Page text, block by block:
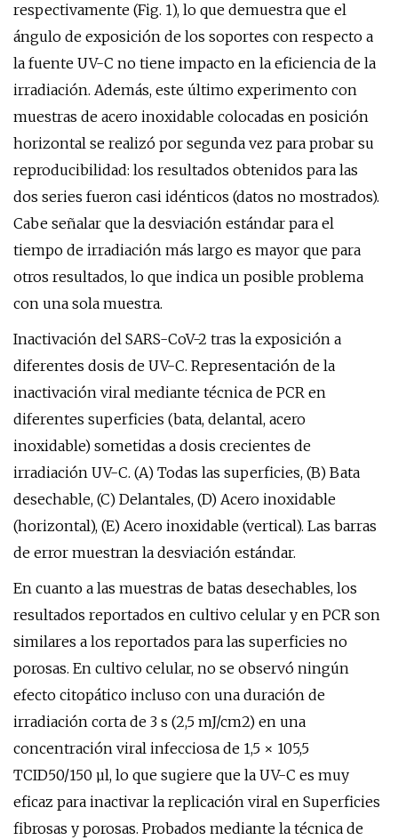
respectivamente (Fig. 1), lo que demuestra que el
ángulo de exposición de los soportes con respecto a
la fuente UV-C no tiene impacto en la eficiencia de la
irradiación. Además, este último experimento con
muestras de acero inoxidable colocadas en posición
horizontal se realizó por segunda vez para probar su
reproducibilidad: los resultados obtenidos para las
dos series fueron casi idénticos (datos no mostrados).
Cabe señalar que la desviación estándar para el
tiempo de irradiación más largo es mayor que para
otros resultados, lo que indica un posible problema
con una sola muestra.
Inactivación del SARS-CoV-2 tras la exposición a
diferentes dosis de UV-C. Representación de la
inactivación viral mediante técnica de PCR en
diferentes superficies (bata, delantal, acero
inoxidable) sometidas a dosis crecientes de
irradiación UV-C. (A) Todas las superficies, (B) Bata
desechable, (C) Delantales, (D) Acero inoxidable
(horizontal), (E) Acero inoxidable (vertical). Las barras
de error muestran la desviación estándar.
En cuanto a las muestras de batas desechables, los
resultados reportados en cultivo celular y en PCR son
similares a los reportados para las superficies no
porosas. En cultivo celular, no se observó ningún
efecto citopático incluso con una duración de
irradiación corta de 3 s (2,5 mJ/cm2) en una
concentración viral infecciosa de 1,5 × 105,5
TCID50/150 µl, lo que sugiere que la UV-C es muy
eficaz para inactivar la replicación viral en Superficies
fibrosas y porosas. Probados mediante la técnica de